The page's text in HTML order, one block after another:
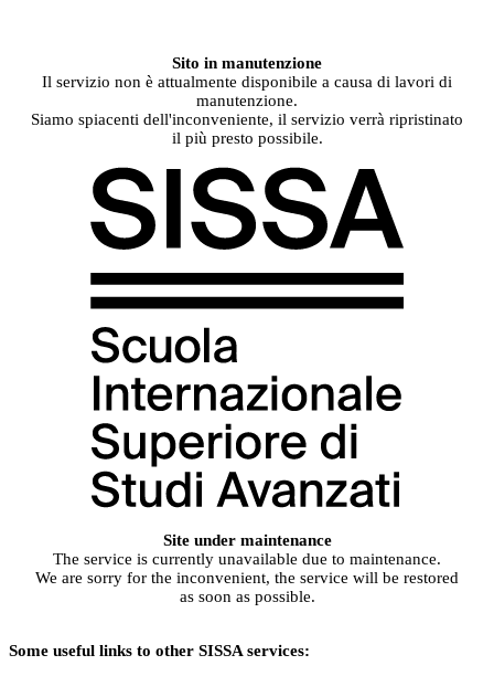
Sito in manutenzione
Il servizio non è attualmente disponibile a causa di lavori di
manutenzione.
Siamo spiacenti dell'inconveniente, il servizio verrà ripristinato
il più presto possibile.
Site under maintenance
The service is currently unavailable due to maintenance.
We are sorry for the inconvenient, the service will be restored
as soon as possible.
Some useful links to other SISSA services: